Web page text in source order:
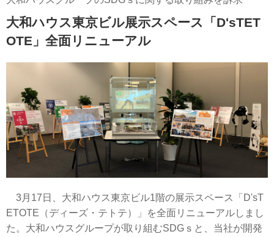
大和ハウス東京ビル展示スペース「D'sTET
OTE」全面リニューアル
3月17日、大和ハウス東京ビル1階の展示スペース「D'sT
ETOTE（ディーズ・テトテ）」を全面リニューアルしまし
た。大和ハウスグループが取り組むSDGｓと、当社が開発